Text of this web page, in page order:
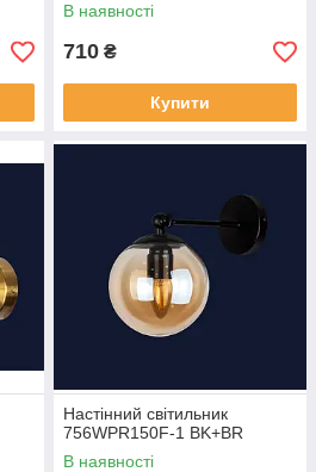
В наявності
710 ₴
Купити
Настінний світильник
756WPR150F-1 BK+BR
В наявності